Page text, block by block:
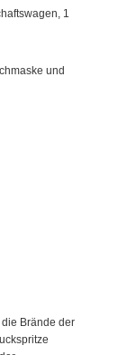
1
und
Brände der